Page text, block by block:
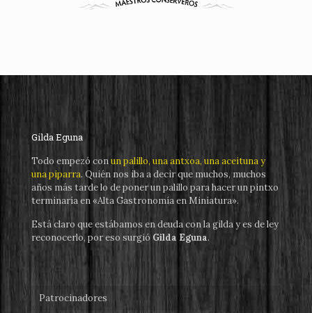
Gilda Eguna
Todo empezó conun palillo, una antxoa, una aceituna y
una piparra. Quién nos iba a decir que muchos, muchos
años más tarde lo de poner un palillo para hacer un pintxo
terminaría en «Alta Gastronomía en Miniatura».
Está claro que estábamos en deuda con la gilda y es de ley
reconocerlo, por eso surgió Gilda Eguna.
Patrocinadores